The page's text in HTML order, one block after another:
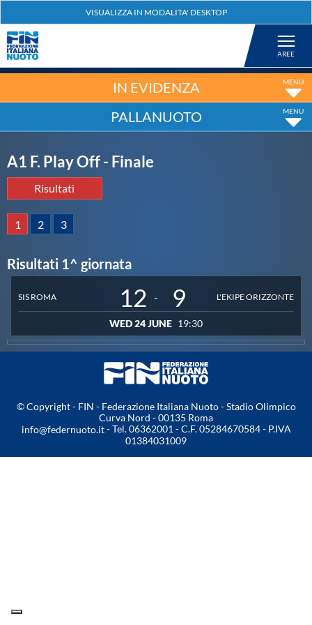
Nuoto
Tuffi
Salvamento
Master
GUG
IN EVIDENZA
PALLANUOTO
A1 F. Play Off - Finale
Risultati
1 2 3
Risultati 1^ giornata
SIS ROMA 12 - 9 L'EKIPE ORIZZONTE
WED 24 JUNE 19:30
© Copyright - FIN - Federazione Italiana Nuoto - Stadio Olimpico
Curva Nord - 00135 Roma
info@federnuoto.it- Tel. 06362001 - C.F. 05284670584 - P.IVA
01384031009